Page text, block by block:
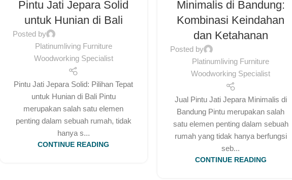
Pintu Jati Jepara Solid
untuk Hunian di Bali
Posted by
Platinumliving Furniture
Woodworking Specialist
Pintu Jati Jepara Solid: Pilihan Tepat
untuk Hunian di Bali Pintu
merupakan salah satu elemen
penting dalam sebuah rumah, tidak
hanya s...
CONTINUE READING
Minimalis di Bandung:
Kombinasi Keindahan
dan Ketahanan
Posted by
Platinumliving Furniture
Woodworking Specialist
Jual Pintu Jati Jepara Minimalis di
Bandung Pintu merupakan salah
satu elemen penting dalam sebuah
rumah yang tidak hanya berfungsi
seb...
CONTINUE READING